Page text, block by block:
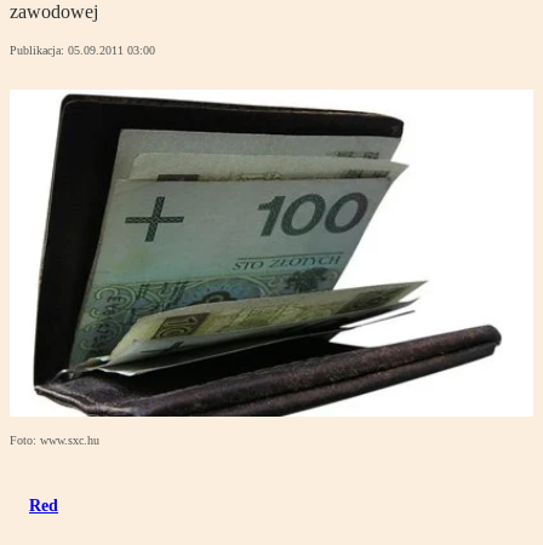
zawodowej
Publikacja: 05.09.2011 03:00
Foto: www.sxc.hu
Red